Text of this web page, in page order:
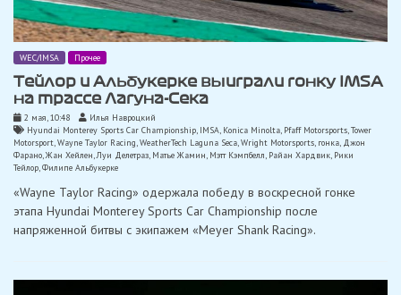
WEC/IMSA Прочее
Тейлор и Альбукерке выиграли гонку IMSA
на трассе Лагуна-Сека
2 мая, 10:48
Илья Навроцкий
Hyundai Monterey Sports Car Championship, IMSA, Konica Minolta, Pfaff Motorsports,Tower
Motorsport,Wayne Taylor Racing,WeatherTech Laguna Seca,Wright Motorsports, гонка, Джон
Фарано,Жан Хейлен,Луи Делетраз, Матье Жамин, Мэтт Кэмпбелл, Райан Хардвик, Рики
Тейлор,Филипе Альбукерке
«Wayne Taylor Racing» одержала победу в воскресной гонке
этапа Hyundai Monterey Sports Car Championship после
напряженной битвы с экипажем «Meyer Shank Racing».